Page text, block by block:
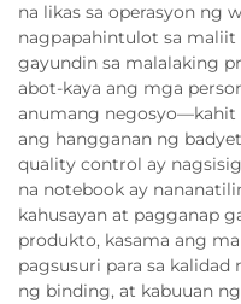
na likas sa operasyon ng
nagpapahintulot sa
gayundin sa malalaking
abot-kaya ang mga
anumang negosyo—kahit
ang hangganan ng
quality control ay
na notebook ay
kahusayan at pagganap
produkto, kasama ang
pagsusuri para sa kalidad
ng binding, at kabuuan